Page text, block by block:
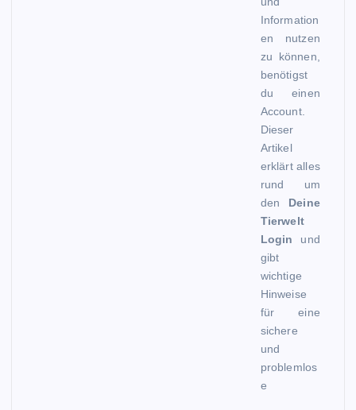
Information
en nutzen
zu können,
benötigst
du einen
Account.
Dieser
Artikel
erklärt alles
rund um
den Deine
Tierwelt
Login und
gibt
wichtige
Hinweise
für eine
sichere
und
problemlos
e